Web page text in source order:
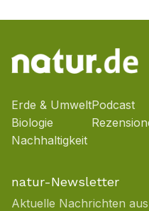
Erde & Umwelt
Biologie
Nachhaltigkeit
Podcast
natur-Newsletter
Aktuelle Nachrichten